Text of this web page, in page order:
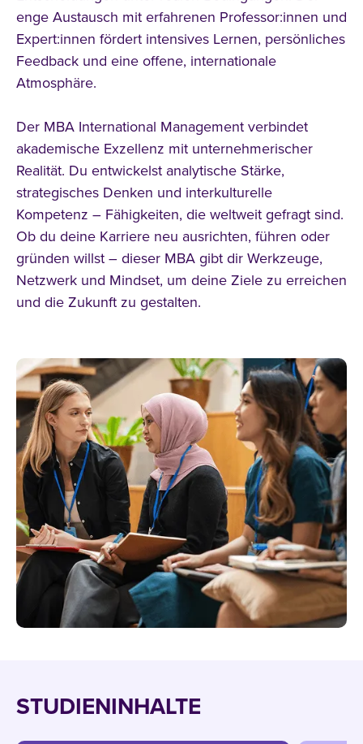
enge Austausch mit erfahrenen Professor:innen und
Expert:innen fördert intensives Lernen, persönliches
Feedback und eine offene, internationale
Atmosphäre.
Der MBA International Management verbindet
akademische Exzellenz mit unternehmerischer
Realität. Du entwickelst analytische Stärke,
strategisches Denken und interkulturelle
Kompetenz – Fähigkeiten, die weltweit gefragt sind.
Ob du deine Karriere neu ausrichten, führen oder
gründen willst – dieser MBA gibt dir Werkzeuge,
Netzwerk und Mindset, um deine Ziele zu erreichen
und die Zukunft zu gestalten.
STUDIENINHALTE